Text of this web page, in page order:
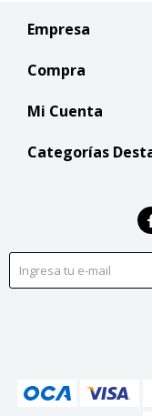
Empresa
Compra
Mi Cuenta
Categorías